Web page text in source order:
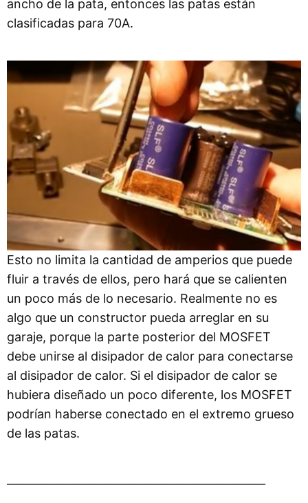
ancho de la pata, entonces las patas están
clasificadas para 70A.
Esto no limita la cantidad de amperios que puede
fluir a través de ellos, pero hará que se calienten
un poco más de lo necesario. Realmente no es
algo que un constructor pueda arreglar en su
garaje, porque la parte posterior del MOSFET
debe unirse al disipador de calor para conectarse
al disipador de calor. Si el disipador de calor se
hubiera diseñado un poco diferente, los MOSFET
podrían haberse conectado en el extremo grueso
de las patas.